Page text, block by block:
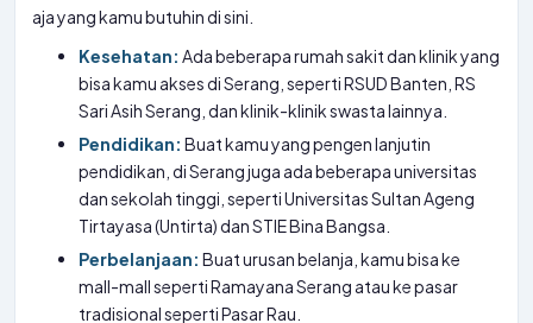
aja yang kamu butuhin di sini.
Kesehatan: Ada beberapa rumah sakit dan klinik yang
bisa kamu akses di Serang, seperti RSUD Banten, RS
Sari Asih Serang, dan klinik-klinik swasta lainnya.
Pendidikan: Buat kamu yang pengen lanjutin
pendidikan, di Serang juga ada beberapa universitas
dan sekolah tinggi, seperti Universitas Sultan Ageng
Tirtayasa (Untirta) dan STIE Bina Bangsa.
Perbelanjaan: Buat urusan belanja, kamu bisa ke
mall-mall seperti Ramayana Serang atau ke pasar
tradisional seperti Pasar Rau.